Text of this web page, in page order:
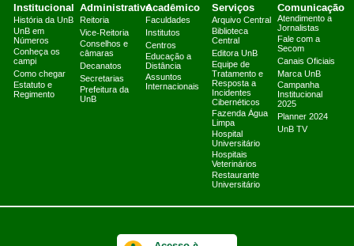
Institucional
História da UnB
UnB em
Números
Conheça os
campi
Como chegar
Estatuto e
Regimento
Administrativo
Reitoria
Vice-Reitoria
Conselhos e
câmaras
Decanatos
Secretarias
Prefeitura da
UnB
Acadêmico
Faculdades
Institutos
Centros
Educação a
Distância
Assuntos
Internacionais
Serviços
Arquivo Central
Biblioteca
Central
Editora UnB
Equipe de
Tratamento e
Resposta a
Incidentes
Cibernéticos
Fazenda Água
Limpa
Hospital
Universitário
Hospitais
Veterinários
Restaurante
Universitário
Comunicação
Atendimento a
Jornalistas
Fale com a
Secom
Canais Oficiais
Marca UnB
Campanha
Institucional
2025
Planner 2024
UnB TV